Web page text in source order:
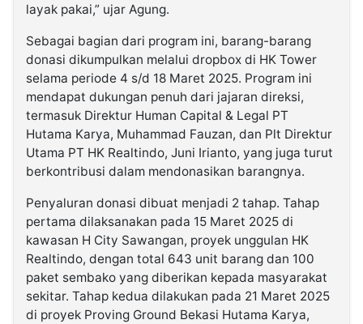
layak pakai,” ujar Agung.
Sebagai bagian dari program ini, barang-barang
donasi dikumpulkan melalui dropbox di HK Tower
selama periode 4 s/d 18 Maret 2025. Program ini
mendapat dukungan penuh dari jajaran direksi,
termasuk Direktur Human Capital & Legal PT
Hutama Karya, Muhammad Fauzan, dan Plt Direktur
Utama PT HK Realtindo, Juni Irianto, yang juga turut
berkontribusi dalam mendonasikan barangnya.
Penyaluran donasi dibuat menjadi 2 tahap. Tahap
pertama dilaksanakan pada 15 Maret 2025 di
kawasan H City Sawangan, proyek unggulan HK
Realtindo, dengan total 643 unit barang dan 100
paket sembako yang diberikan kepada masyarakat
sekitar. Tahap kedua dilakukan pada 21 Maret 2025
di proyek Proving Ground Bekasi Hutama Karya,